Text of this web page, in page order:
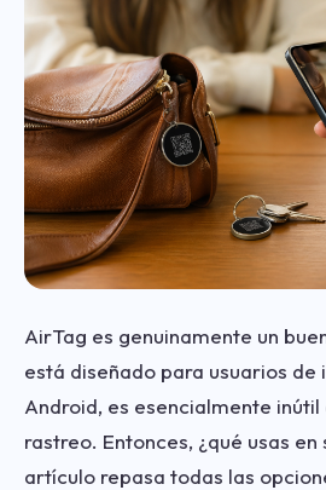
AirTag es genuinamente un
está diseñado para usuarios de
Android, es esencialmente
rastreo. Entonces, ¿qué usas en
artículo repasa todas las